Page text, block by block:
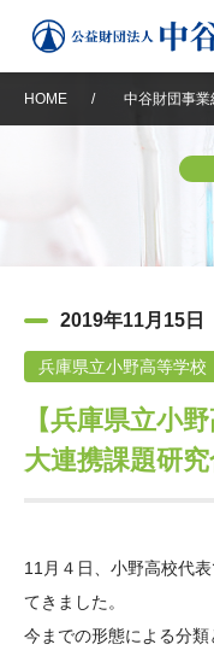
中
設立趣意書
沿革
役員・評議員
年報一覧
中谷財団事業紹
神戸賞
大学院生奨学金
中
アクセス日本語
HOME / 中谷財団事業
2019年11月15日
兵庫県立小野高等学校
【兵庫県立小
大連携課題研
11月４日、小野高校代
てきました。
今までの形態による分